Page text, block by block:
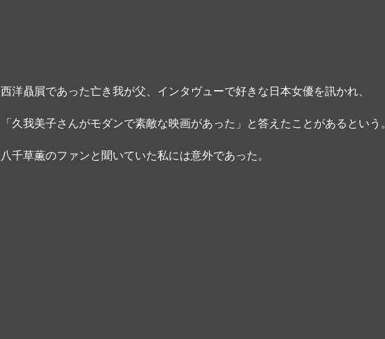
西洋贔屓であった亡き我が父、インタヴューで好きな日本女優を訊かれ、
「久我美子さんがモダンで素敵な映画があった」と答えたことがあるという。
八千草薫のファンと聞いていた私には意外であった。